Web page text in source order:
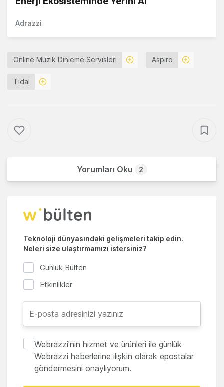
Adrazzi
Online Müzik Dinleme Servisleri Aspiro
Tidal
Yorumları Oku 2
Teknoloji dünyasındaki gelişmeleri takip edin.
Neleri size ulaştırmamızı istersiniz?
Günlük Bülten
Etkinlikler
Webrazzi'nin hizmet ve ürünleri ile günlük
Webrazzi haberlerine ilişkin olarak epostalar
göndermesini onaylıyorum.